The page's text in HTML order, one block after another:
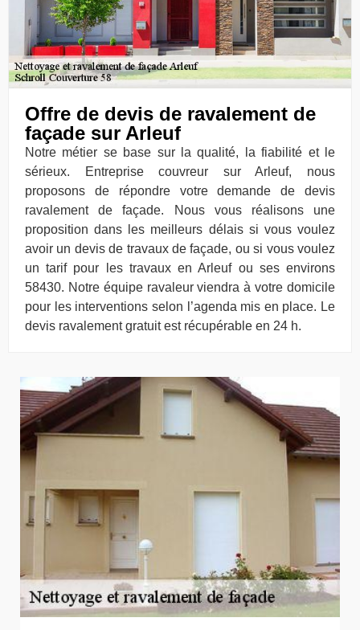
Offre de devis de ravalement de
façade sur Arleuf
Notre métier se base sur la qualité, la fiabilité et le
sérieux. Entreprise couvreur sur Arleuf, nous
proposons de répondre votre demande de devis
ravalement de façade. Nous vous réalisons une
proposition dans les meilleurs délais si vous voulez
avoir un devis de travaux de façade, ou si vous voulez
un tarif pour les travaux en Arleuf ou ses environs
58430. Notre équipe ravaleur viendra à votre domicile
pour les interventions selon l’agenda mis en place. Le
devis ravalement gratuit est récupérable en 24 h.